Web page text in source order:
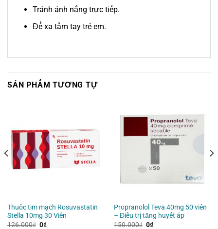
Tránh ánh nắng trực tiếp.
Để xa tầm tay trẻ em.
SẢN PHẨM TƯƠNG TỰ
Thuốc tim mạch Rosuvastatin
Stella 10mg 30 Viên
126.000₫ Giá
0₫Giá
Propranolol Teva 40mg 50 viên
– Điều trị tăng huyết áp
150.000₫ Giá
0₫Giá